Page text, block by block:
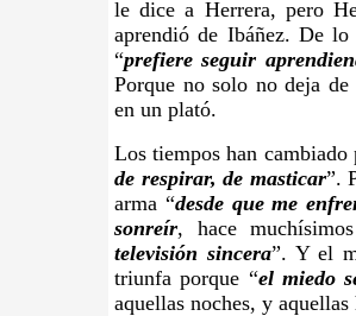
le dice a Herrera, pero
aprendió de Ibáñez. De
“prefiere seguir
Porque no solo no deja
en un plató.
Los tiempos han cambiado
de respirar, de masticar”.
arma “desde que me
sonreír, hace
televisión sincera”. Y el
triunfa porque “el miedo
aquellas noches, y